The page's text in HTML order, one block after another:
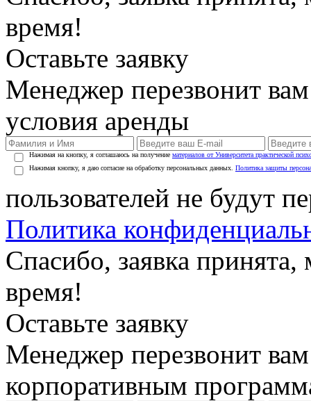
время!
Оставьте заявку
Менеджер перезвонит
условия аренды
Нажимая на кнопку, я соглашаюсь на получение материалов от Университета практической
Нажимая кнопку, я даю согласие на обработку персональных данных. Политика защиты
пользователей не будут
Политика
Спасибо, заявка
время!
Оставьте заявку
Менеджер перезвонит
корпоративным